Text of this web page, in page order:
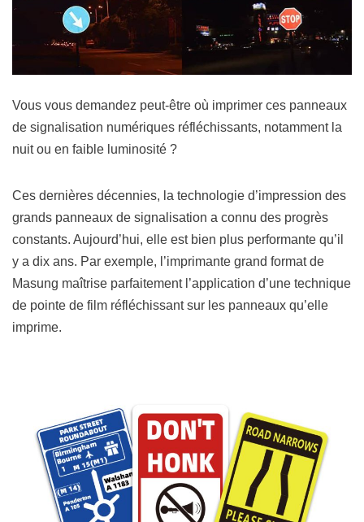
Vous vous demandez peut-être où imprimer ces panneaux
de signalisation numériques réfléchissants, notamment la
nuit ou en faible luminosité ?
Ces dernières décennies, la technologie d’impression des
grands panneaux de signalisation a connu des progrès
constants. Aujourd’hui, elle est bien plus performante qu’il
y a dix ans. Par exemple, l’imprimante grand format de
Masung maîtrise parfaitement l’application d’une technique
de pointe de film réfléchissant sur les panneaux qu’elle
imprime.